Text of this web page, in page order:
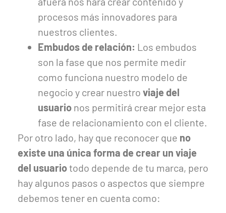
procesos más innovadores para
nuestros clientes.
Embudos de relación: Los embudos
son la fase que nos permite medir
como funciona nuestro modelo de
negocio y crear nuestro viaje del
usuario nos permitirá crear mejor esta
fase de relacionamiento con el cliente.
Por otro lado, hay que reconocer que no
existe una única forma de crear un viaje
del usuariotodo depende de tu marca, pero
hay algunos pasos o aspectos que siempre
debemos tener en cuenta como: